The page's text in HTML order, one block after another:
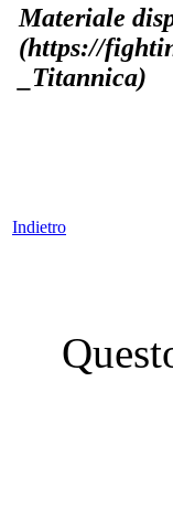
Materiale
(https://
_Titannica)
Indietro